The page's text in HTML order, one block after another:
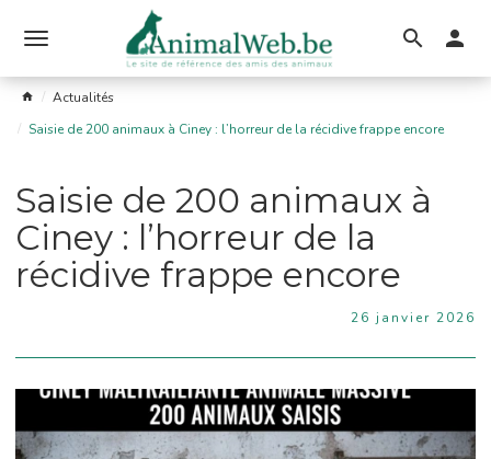
le
menu
Actualités
Saisie de 200 animaux à Ciney : l’horreur de la récidive frappe encore
Saisie de 200 animaux à
Ciney : l’horreur de la
récidive frappe encore
26 janvier 2026